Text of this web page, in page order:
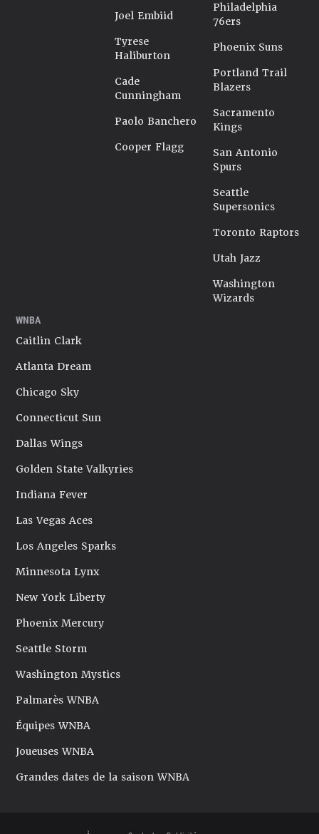
Joel Embiid
Tyrese
Haliburton
Cade
Cunningham
Paolo Banchero
Cooper Flagg
Philadelphia
76ers
Phoenix Suns
Portland Trail
Blazers
Sacramento
Kings
San Antonio
Spurs
Seattle
Supersonics
Toronto Raptors
Utah Jazz
Washington
Wizards
WNBA
Caitlin Clark
Atlanta Dream
Chicago Sky
Connecticut Sun
Dallas Wings
Golden State Valkyries
Indiana Fever
Las Vegas Aces
Los Angeles Sparks
Minnesota Lynx
New York Liberty
Phoenix Mercury
Seattle Storm
Washington Mystics
Palmarès WNBA
Équipes WNBA
Joueuses WNBA
Grandes dates de la saison WNBA